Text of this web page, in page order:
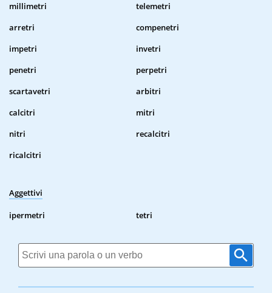
millimetri
telemetri
arretri
compenetri
impetri
invetri
penetri
perpetri
scartavetri
arbitri
calcitri
mitri
nitri
recalcitri
ricalcitri
Aggettivi
ipermetri tetri